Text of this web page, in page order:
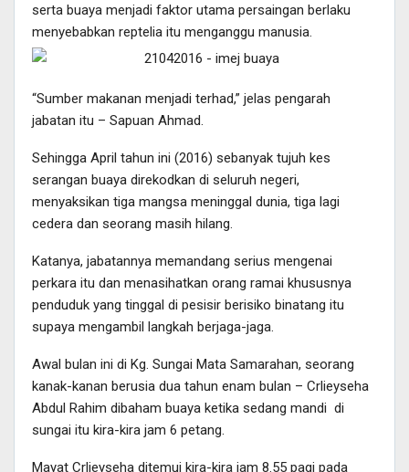
serta buaya menjadi faktor utama persaingan berlaku
menyebabkan reptelia itu menganggu manusia.
“Sumber makanan menjadi terhad,” jelas pengarah
jabatan itu – Sapuan Ahmad.
Sehingga April tahun ini (2016) sebanyak tujuh kes
serangan buaya direkodkan di seluruh negeri,
menyaksikan tiga mangsa meninggal dunia, tiga lagi
cedera dan seorang masih hilang.
Katanya, jabatannya memandang serius mengenai
perkara itu dan menasihatkan orang ramai khususnya
penduduk yang tinggal di pesisir berisiko binatang itu
supaya mengambil langkah berjaga-jaga.
Awal bulan ini di Kg. Sungai Mata Samarahan, seorang
kanak-kanan berusia dua tahun enam bulan – Crlieyseha
Abdul Rahim dibaham buaya ketika sedang mandi di
sungai itu kira-kira jam 6 petang.
Mayat Crlieyseha ditemui kira-kira jam 8.55 pagi pada